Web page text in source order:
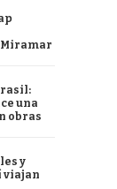
Miramar
una
obras
y
viajan